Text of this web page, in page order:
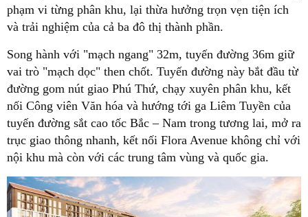
phạm vi từng phân khu, lại thừa hưởng trọn vẹn tiện ích
và trải nghiệm của cả ba đô thị thành phần.
Song hành với "mạch ngang" 32m, tuyến đường 36m giữ
vai trò "mạch dọc" then chốt. Tuyến đường này bắt đầu từ
đường gom nút giao Phú Thứ, chạy xuyên phân khu, kết
nối Công viên Văn hóa và hướng tới ga Liêm Tuyền của
tuyến đường sắt cao tốc Bắc – Nam trong tương lai, mở ra
trục giao thông nhanh, kết nối Flora Avenue không chỉ với
nội khu mà còn với các trung tâm vùng và quốc gia.